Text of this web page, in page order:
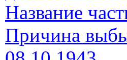
Название
Причина